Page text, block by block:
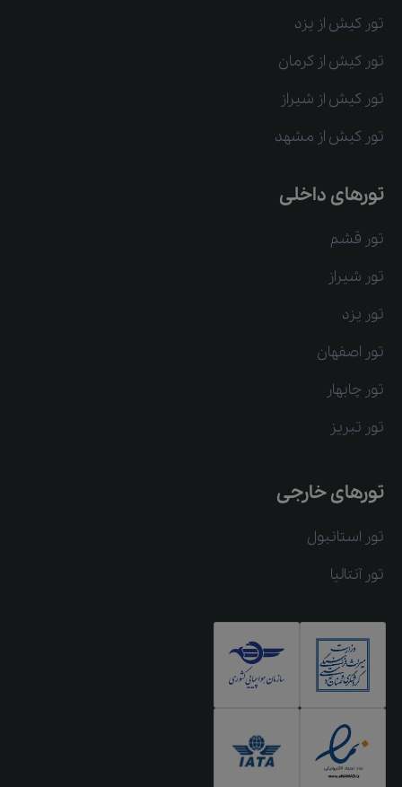
تور کیش از یزد
تور کیش از کرمان
تور کیش از شیراز
تور کیش از مشهد
تورهای داخلی
تور قشم
تور شیراز
تور یزد
تور اصفهان
تور چابهار
تور تبریز
تورهای خارجی
تور استانبول
تور آنتالیا